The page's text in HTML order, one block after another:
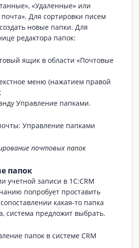
«Удаленные» или
Для сортировки писем
новые папки. Для
редактора папок:
ящик в области «Почтовые
меню (нажатием правой
Управление папками.
почтовых папок
папок
учетной записи в 1С:CRM
попробует проставить
какая-то папка
система предложит выбрать.